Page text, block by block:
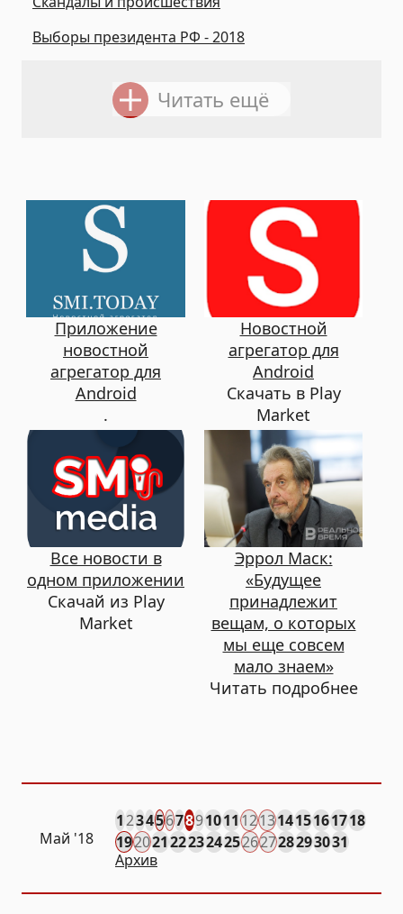
Выборы президента РФ - 2018
Читать ещё
Приложение
новостной
агрегатор для
Android
.
Новостной
агрегатор для
Android
Скачать в Play
Market
Все новости в
одном приложении
Скачай из Play
Market
Эррол Маск:
«Будущее
принадлежит
вещам, о которых
мы еще совсем
мало знаем»
Читать подробнее
Май '18
123456789101112131415161718
19202122232425262728293031
Архив